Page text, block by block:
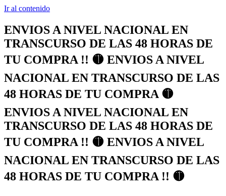
Ir al contenido
ENVIOS A NIVEL NACIONAL EN
TRANSCURSO DE LAS 48 HORAS DE
TU COMPRA !! 🟡 ENVIOS A NIVEL
NACIONAL EN TRANSCURSO DE LAS
48 HORAS DE TU COMPRA 🟡
ENVIOS A NIVEL NACIONAL EN
TRANSCURSO DE LAS 48 HORAS DE
TU COMPRA !! 🟡 ENVIOS A NIVEL
NACIONAL EN TRANSCURSO DE LAS
48 HORAS DE TU COMPRA !! 🟡